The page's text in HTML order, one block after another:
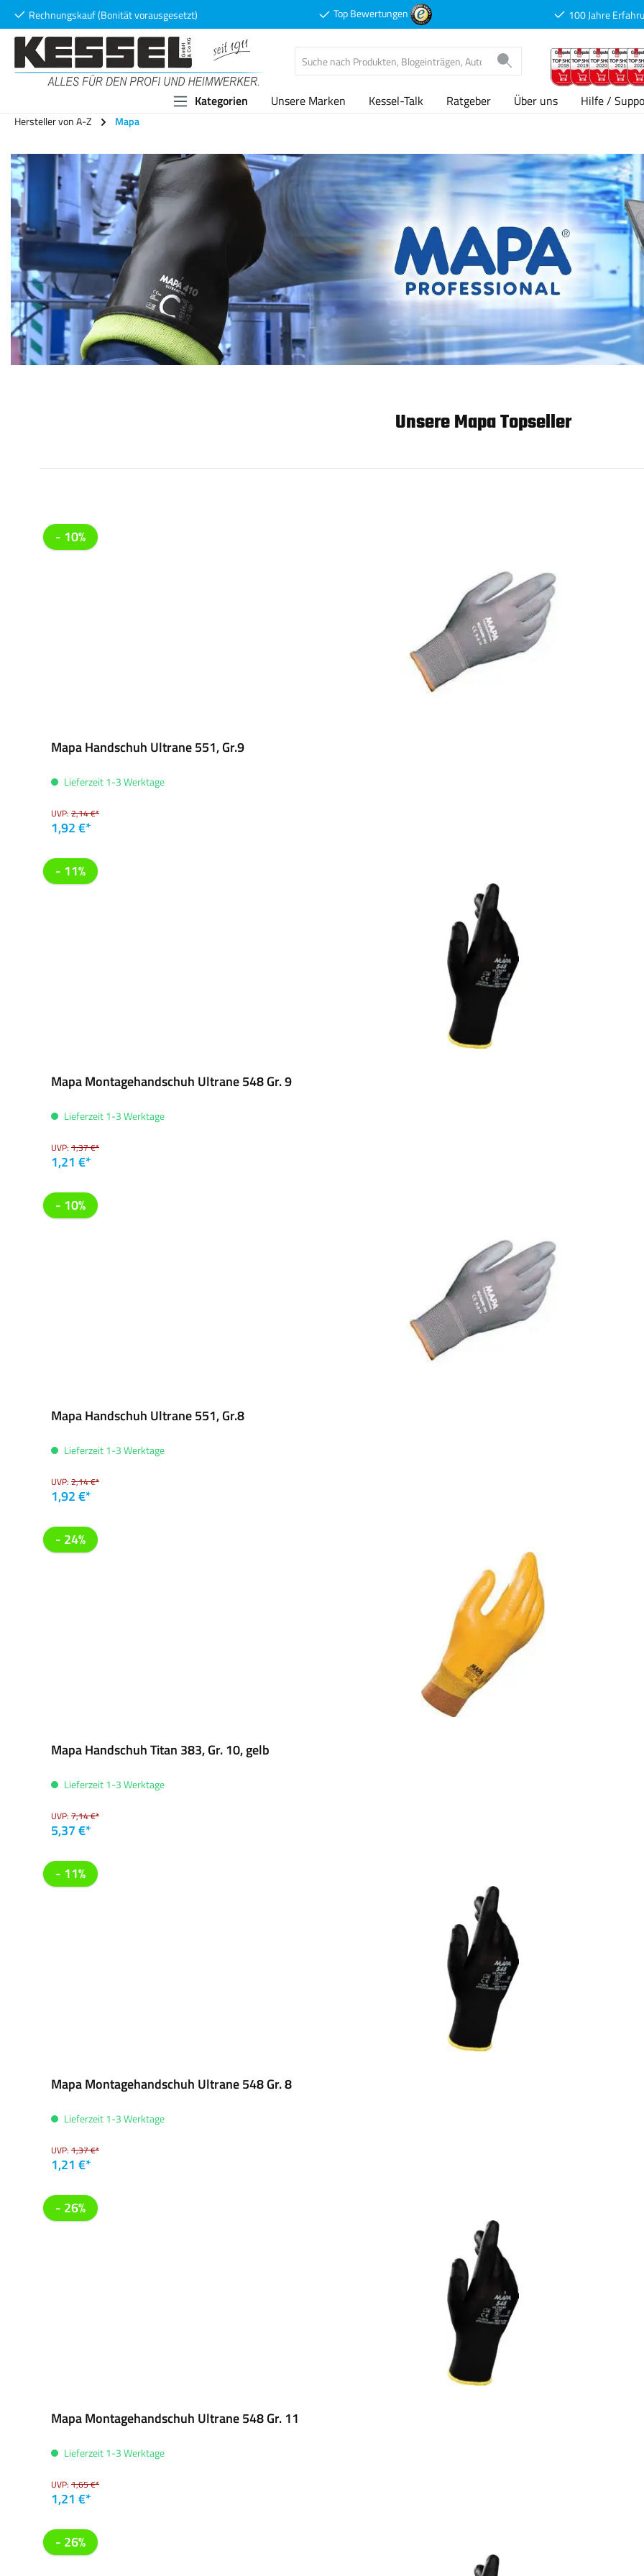
Hauptinhalt springen
Zur Suche springen
Zur Hauptnavigation springen
Rechnungskauf (Bonität vorausgesetzt) Top Bewertungen 100 Jahre
Kategorien Unsere Marken Kessel-Talk Ratgeber Über uns Hilfe /
Hersteller von A-Z Mapa
Unsere Mapa Topseller
- 10%
Mapa Handschuh Ultrane 551, Gr.9
Lieferzeit 1-3 Werktage
UVP: 2,14 €*
1,92 €*
- 11%
Mapa Montagehandschuh Ultrane 548 Gr. 9
Lieferzeit 1-3 Werktage
UVP: 1,37 €*
1,21 €*
- 10%
Mapa Handschuh Ultrane 551, Gr.8
Lieferzeit 1-3 Werktage
UVP: 2,14 €*
1,92 €*
- 24%
Mapa Handschuh Titan 383, Gr. 10, gelb
Lieferzeit 1-3 Werktage
UVP: 7,14 €*
5,37 €*
- 11%
Mapa Montagehandschuh Ultrane 548 Gr. 8
Lieferzeit 1-3 Werktage
UVP: 1,37 €*
1,21 €*
- 26%
Mapa Montagehandschuh Ultrane 548 Gr. 11
Lieferzeit 1-3 Werktage
UVP: 1,65 €*
1,21 €*
- 26%